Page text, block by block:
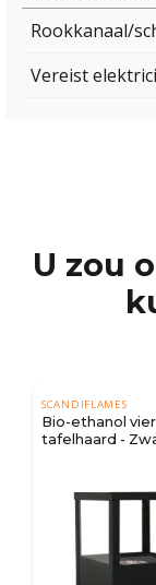
Rookkanaal/
Vereist
U zou
SCANDIFLAMES
Bio-ethanol
tafelhaard -